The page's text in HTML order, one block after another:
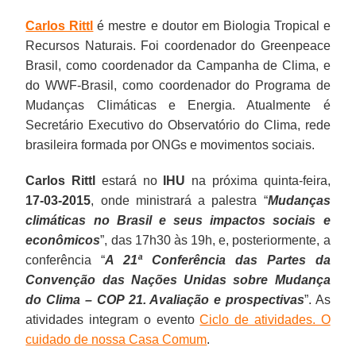
Carlos Rittl é mestre e doutor em Biologia Tropical e
Recursos Naturais. Foi coordenador do Greenpeace
Brasil, como coordenador da Campanha de Clima, e
do WWF-Brasil, como coordenador do Programa de
Mudanças Climáticas e Energia. Atualmente é
Secretário Executivo do Observatório do Clima, rede
brasileira formada por ONGs e movimentos sociais.
Carlos Rittl estará no IHU na próxima quinta-feira,
17-03-2015, onde ministrará a palestra “Mudanças
climáticas no Brasil e seus impactos sociais e
econômicos”, das 17h30 às 19h, e, posteriormente, a
conferência “A 21ª Conferência das Partes da
Convenção das Nações Unidas sobre Mudança
do Clima – COP 21. Avaliação e prospectivas”. As
atividades integram o eventoCiclo de atividades. O
cuidado de nossa Casa Comum.